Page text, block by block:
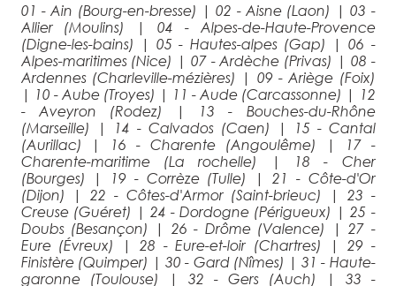
01 - Ain (Bourg-en-bresse) | 02 - Aisne (Laon) | 03 -
Allier (Moulins)
|
04 - Alpes-de-Haute-Provence
(Digne-les-bains)
| 05 - Hautes-alpes (Gap) |06 -
Alpes-maritimes (Nice) | 07 - Ardèche (Privas) | 08 -
Ardennes (Charleville-mézières)
| 09 - Ariège (Foix)
|
10 - Aube (Troyes) | 11 - Aude (Carcassonne) |
12
- Aveyron (Rodez)
|
13 - Bouches-du-Rhône
(Marseille)
| 14 - Calvados (Caen) |
15 - Cantal
(Aurillac)
| 16 - Charente (Angoulême) |
17 -
Charente-maritime (La rochelle)
|
18 - Cher
(Bourges)
| 19 - Corrèze (Tulle) | 21 - Côte-d'Or
(Dijon)
| 22 - Côtes-d'Armor (Saint-brieuc) | 23 -
Creuse (Guéret) | 24 - Dordogne (Périgueux) | 25 -
Doubs (Besançon)
| 26 - Drôme (Valence) | 27 -
Eure (Évreux)
| 28 - Eure-et-loir (Chartres) | 29 -
Finistère (Quimper) |30 - Gard (Nîmes) |31 - Haute-
garonne (Toulouse)
| 32 - Gers (Auch) | 33 -